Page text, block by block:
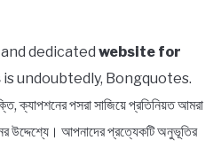
dedicated website for
is undoubtedly, Bongquotes.
ক্যাপশনের পসরা সাজিয়ে প্রতিনিয়ত আমরা
উদ্দেশ্যে। আপনাদের প্রত্যেকটি অনুভূতির